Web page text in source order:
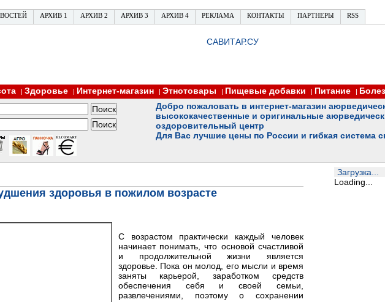
АРХИВ 1 АРХИВ 2 АРХИВ 3 АРХИВ 4 РЕКЛАМА КОНТАКТЫ ПАРТНЕРЫ RSS
САВИТАР.СУ
| Здоровье | Интернет-магазин | Этнотовары | Пищевые добавки | Питание |
Добро пожаловать в интернет-магазин
высококачественные и оригинальные
оздоровительный центр
Для Вас лучшие цены по России и гибкая система
здоровья в пожилом возрасте
С возрастом практически каждый человек
начинает понимать, что основой счастливой
и продолжительной жизни является
здоровье. Пока он молод, его мысли и время
заняты карьерой, заработком средств
обеспечения себя и своей семьи,
развлечениями, поэтому о сохранении
Загрузка...
Loading...